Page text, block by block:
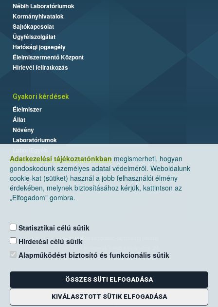
Adatkezelési tájékoztatónkban megismerheti, hogyan
gondoskodunk személyes adatai védelméről. Weboldalunk
cookie-kat (sütiket) használ a jobb felhasználói élmény
érdekében, melynek biztosításához kérjük, kattintson az
„Elfogadom” gombra.
Statisztikai célú sütik
Hirdetési célú sütik
Alapműködést biztosító és funkcionális sütik
ÖSSZES SÜTI ELFOGADÁSA
KIVÁLASZTOTT SÜTIK ELFOGADÁSA
Nébih Laboratóriumok
Kormányhivatalok
Sajtókapcsolat
Ügyfélszolgálat
Hatósági jogsegély
Élelmiszermentő Központ
Hírlevél feliratkozás
Gyakori kérdések
Élelmiszer
Állat
Növény
Laboratóriumok
Nemzeti Élelmiszerlánc-biztonsági Hivatal
Levelezési cím: 1525 Budapest. Pf. 30.
E-mail:ugyfelszolgalat@nebih.gov.hu
Zöld szám: 06-80/263-244
Telefon: 06-1/ 336-9000